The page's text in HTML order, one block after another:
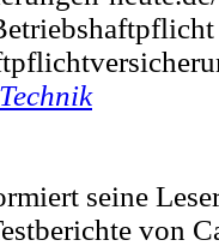
Technik
seine
von